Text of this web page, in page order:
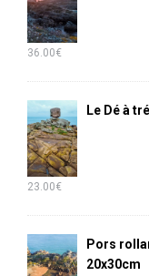
36.00€
Le Dé à
23.00€
Pors
20x30cm